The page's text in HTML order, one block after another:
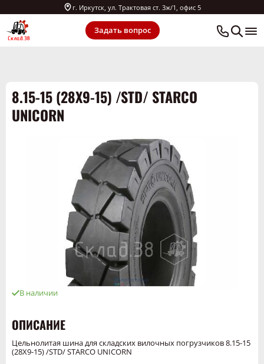
г. Иркутск, ул. Трактовая ст. 3ж/1, офис 5
Задать вопрос
8.15-15 (28X9-15) /STD/ STARCO
UNICORN
В наличии
ОПИСАНИЕ
Цельнолитая шина для складских вилочных погрузчиков 8.15-15
(28X9-15) /STD/ STARCO UNICORN